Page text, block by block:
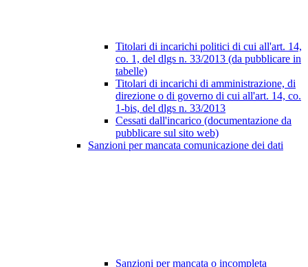
Titolari di incarichi politici di cui all'art. 14,
co. 1, del dlgs n. 33/2013 (da pubblicare in
tabelle)
Titolari di incarichi di amministrazione, di
direzione o di governo di cui all'art. 14, co.
1-bis, del dlgs n. 33/2013
Cessati dall'incarico (documentazione da
pubblicare sul sito web)
Sanzioni per mancata comunicazione dei dati
Sanzioni per mancata o incompleta